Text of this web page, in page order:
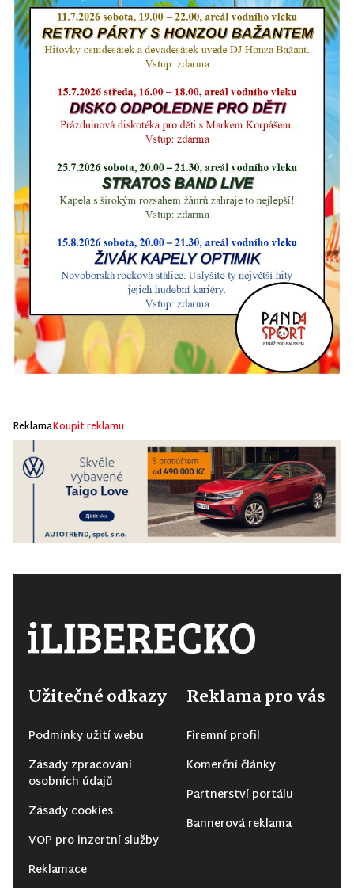
ReklamaKoupit reklamu
Užitečné odkazy
Podmínky užití webu
Zásady zpracování
osobních údajů
Zásady cookies
VOP pro inzertní služby
Reklamace
Reklama pro vás
Firemní profil
Komerční články
Partnerství portálu
Bannerová reklama